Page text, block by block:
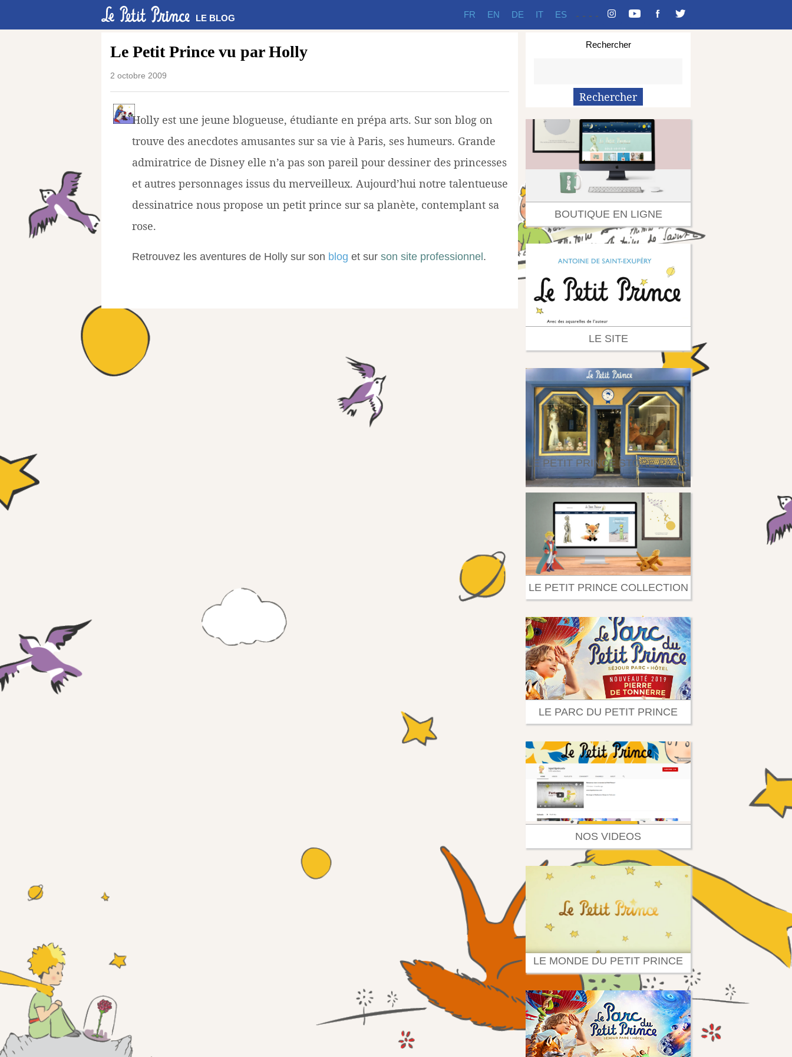
LE BLOG - - - -
FR EN DE IT ES
Le Petit Prince vu par Holly
2 octobre 2009
Holly est une jeune blogueuse, étudiante en prépa arts. Sur son blog on
trouve des anecdotes amusantes sur sa vie à Paris, ses humeurs. Grande
admiratrice de Disney elle n’a pas son pareil pour dessiner des princesses
et autres personnages issus du merveilleux. Aujourd’hui notre talentueuse
dessinatrice nous propose un petit prince sur sa planète, contemplant sa
rose.
Retrouvez les aventures de Holly sur son blog et sur son site professionnel .
Rechercher
BOUTIQUE EN LIGNE
LE SITE
LE PETIT PRINCE STORE PARIS
LE PETIT PRINCE COLLECTION
LE PARC DU PETIT PRINCE
NOS VIDEOS
LE MONDE DU PETIT PRINCE